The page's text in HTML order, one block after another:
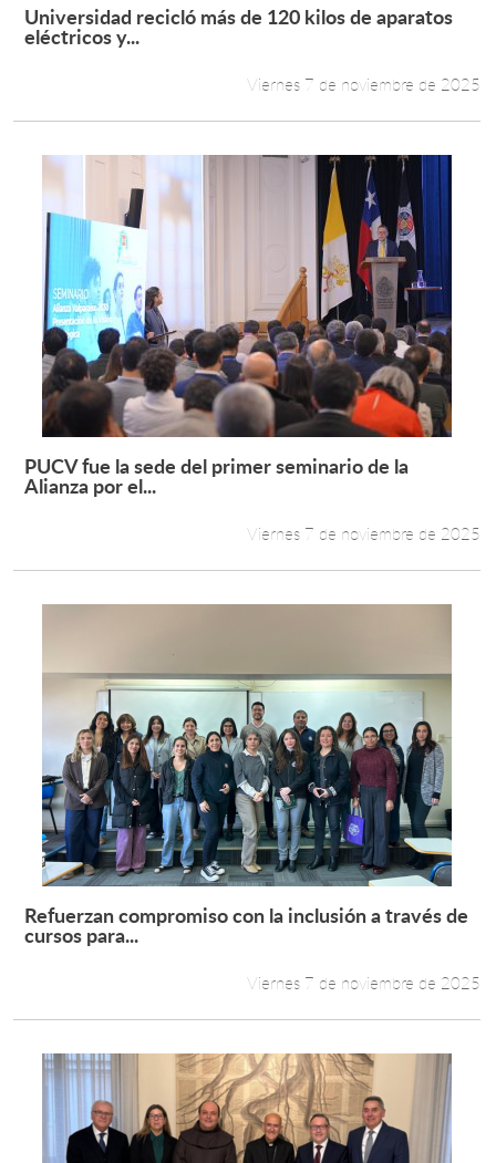
Leer más +
Universidad recicló más de 120 kilos de aparatos
eléctricos y...
Viernes 7 de noviembre de 2025
Leer más +
PUCV fue la sede del primer seminario de la
Alianza por el...
Viernes 7 de noviembre de 2025
Leer más +
Refuerzan compromiso con la inclusión a través de
cursos para...
Viernes 7 de noviembre de 2025